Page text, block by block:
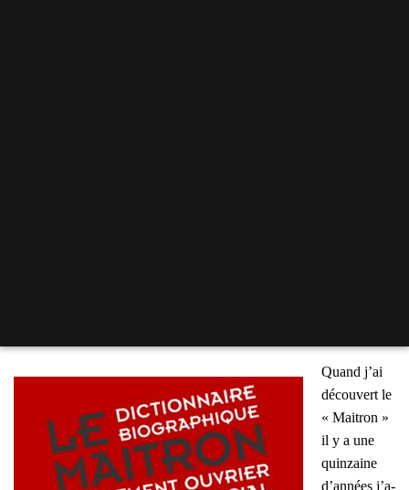
Quand j’ai
décou­vert le
« Mai­tron »
il y a une
quin­zaine
d’an­nées j’a­